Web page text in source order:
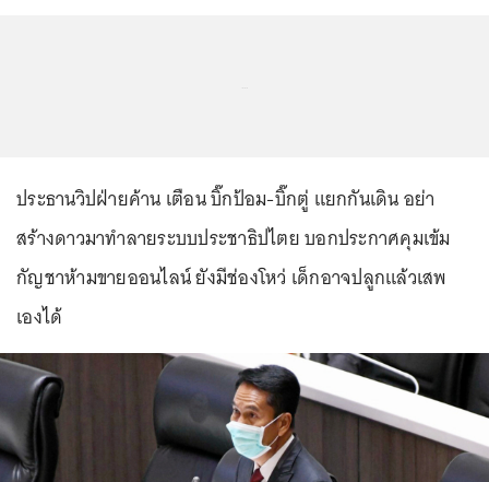
ประธานวิปฝ่ายค้าน เตือน บิ๊กป้อม-บิ๊กตู่ แยกกันเดิน อย่า
สร้างดาวมาทำลายระบบประชาธิปไตย บอกประกาศคุมเข้ม
กัญชาห้ามขายออนไลน์ ยังมีช่องโหว่ เด็กอาจปลูกแล้วเสพ
เองได้